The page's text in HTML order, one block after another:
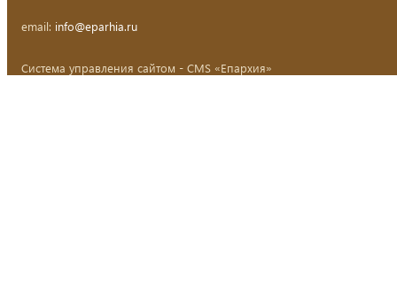
email: info@eparhia.ru
Система управления сайтом - CMS «Епархия»